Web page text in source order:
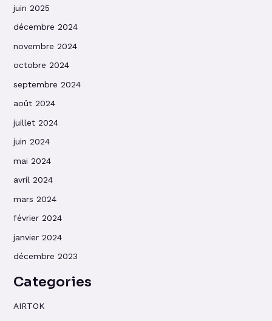
juin 2025
décembre 2024
novembre 2024
octobre 2024
septembre 2024
août 2024
juillet 2024
juin 2024
mai 2024
avril 2024
mars 2024
février 2024
janvier 2024
décembre 2023
Categories
AIRTOK